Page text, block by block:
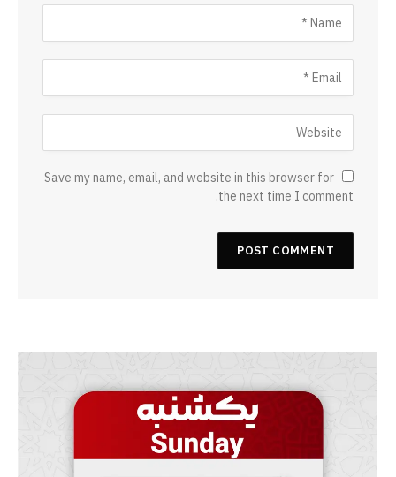
Save my name, email, and website in this browser for
the next time I comment.